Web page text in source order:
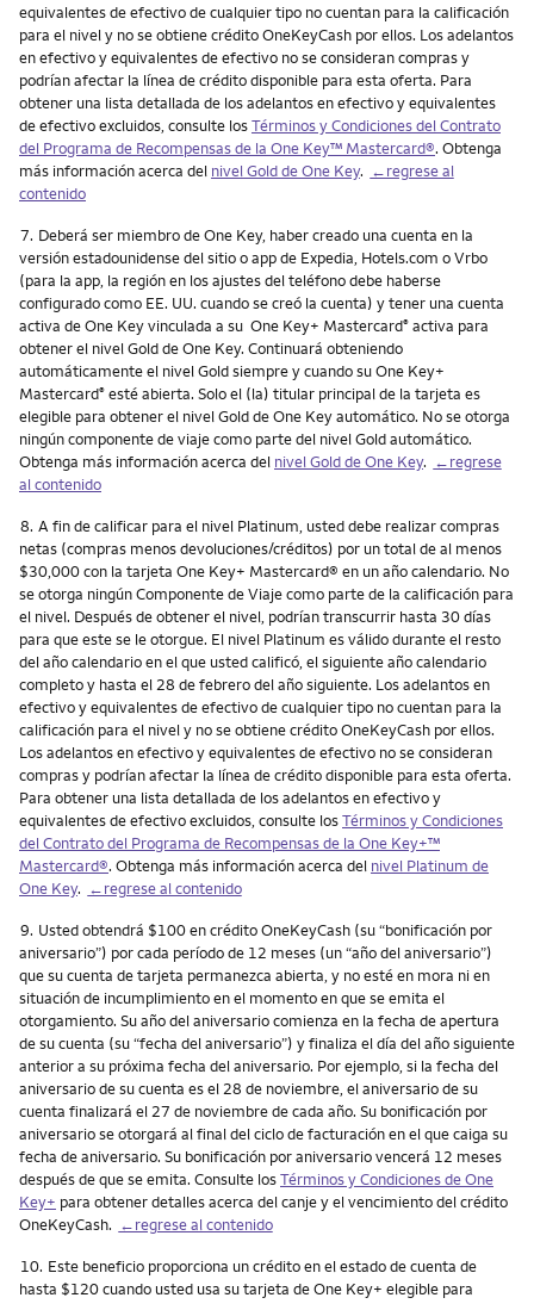
equivalentes de efectivo de cualquier tipo no cuentan para la calificación
para el nivel y no se obtiene crédito OneKeyCash por ellos. Los adelantos
en efectivo y equivalentes de efectivo no se consideran compras y
podrían afectar la línea de crédito disponible para esta oferta. Para
obtener una lista detallada de los adelantos en efectivo y equivalentes
de efectivo excluidos, consulte losTérminos y Condiciones del Contrato
del Programa de Recompensas de la One Key™ Mastercard®. Obtenga
más información acerca del nivel Gold de One Key. ←regrese al
contenido
Nota
7. Deberá ser miembro de One Key, haber creado una cuenta en la
versión estadounidense del sitio o app de Expedia, Hotels.com o Vrbo
(para la app, la región en los ajustes del teléfono debe haberse
configurado como EE. UU. cuando se creó la cuenta) y tener una cuenta
activa de One Key vinculada a su One Key+ Mastercard® activa para
obtener el nivel Gold de One Key. Continuará obteniendo
automáticamente el nivel Gold siempre y cuando su One Key+
Mastercard® esté abierta. Solo el (la) titular principal de la tarjeta es
elegible para obtener el nivel Gold de One Key automático. No se otorga
ningún componente de viaje como parte del nivel Gold automático.
Obtenga más información acerca del nivel Gold de One Key. ←regrese
al contenido
Nota
8. A fin de calificar para el nivel Platinum, usted debe realizar compras
netas (compras menos devoluciones/créditos) por un total de al menos
$30,000 con la tarjeta One Key+ Mastercard® en un año calendario. No
se otorga ningún Componente de Viaje como parte de la calificación para
el nivel. Después de obtener el nivel, podrían transcurrir hasta 30 días
para que este se le otorgue. El nivel Platinum es válido durante el resto
del año calendario en el que usted calificó, el siguiente año calendario
completo y hasta el 28 de febrero del año siguiente. Los adelantos en
efectivo y equivalentes de efectivo de cualquier tipo no cuentan para la
calificación para el nivel y no se obtiene crédito OneKeyCash por ellos.
Los adelantos en efectivo y equivalentes de efectivo no se consideran
compras y podrían afectar la línea de crédito disponible para esta oferta.
Para obtener una lista detallada de los adelantos en efectivo y
equivalentes de efectivo excluidos, consulte losTérminos y Condiciones
del Contrato del Programa de Recompensas de la One Key+™
Mastercard®. Obtenga más información acerca del nivel Platinum de
One Key. ←regrese al contenido
Nota
9. Usted obtendrá $100 en crédito OneKeyCash (su “bonificación por
aniversario”) por cada período de 12 meses (un “año del aniversario”)
que su cuenta de tarjeta permanezca abierta, y no esté en mora ni en
situación de incumplimiento en el momento en que se emita el
otorgamiento. Su año del aniversario comienza en la fecha de apertura
de su cuenta (su “fecha del aniversario”) y finaliza el día del año siguiente
anterior a su próxima fecha del aniversario. Por ejemplo, si la fecha del
aniversario de su cuenta es el 28 de noviembre, el aniversario de su
cuenta finalizará el 27 de noviembre de cada año. Su bonificación por
aniversario se otorgará al final del ciclo de facturación en el que caiga su
fecha de aniversario. Su bonificación por aniversario vencerá 12 meses
después de que se emita. Consulte losTérminos y Condiciones de One
Key+ para obtener detalles acerca del canje y el vencimiento del crédito
OneKeyCash. ←regrese al contenido
Nota
10. Este beneficio proporciona un crédito en el estado de cuenta de
hasta $120 cuando usted usa su tarjeta de One Key+ elegible para